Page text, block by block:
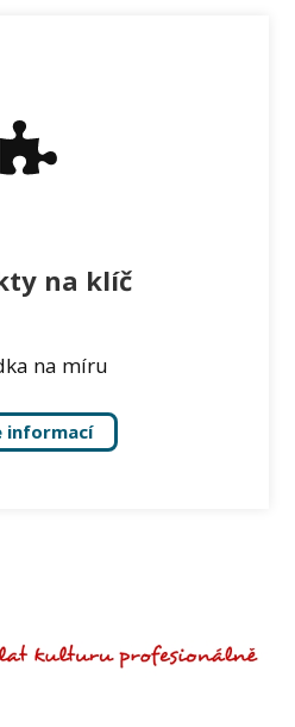
na klíč
na míru
informací